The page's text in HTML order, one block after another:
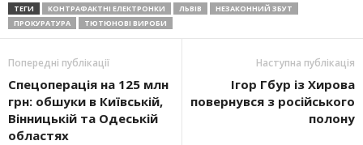
ТЕГИ КОНТРАФАКТНІ ЕЛЕКТРОНКИ ЛЬВІВ
НЕЗАКОННИЙ ЗБУТ
ПРОКУРАТУРА
ТЮТЮНОВІ ВИРОБИ
Попередні публікації
Спецоперація на 125 млн
грн: обшуки в Київській,
Вінницькій та Одеській
областях
Наступна публікація
Ігор Гбур із Хирова
повернувся з російського
полону